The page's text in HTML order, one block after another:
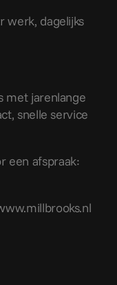
werk, dagelijks
met jarenlange
snelle service
een afspraak: